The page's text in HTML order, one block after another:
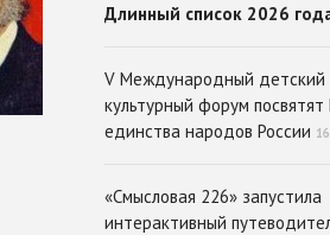
Длинный список 2026
V Международный детский
культурный форум посвятят
единства народов России
«Смысловая 226» запустила
интерактивный